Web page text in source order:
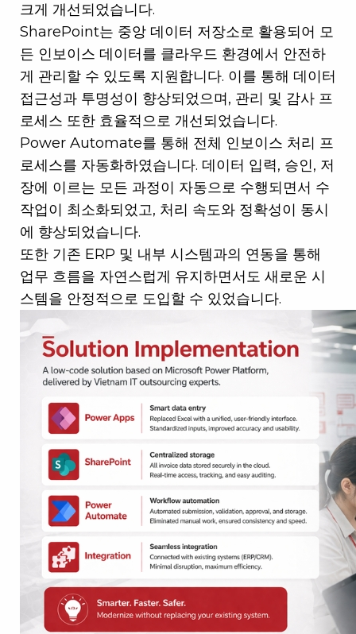
크게 개선되었습니다.
SharePoint는 중앙 데이터 저장소로 활용되어 모
든 인보이스 데이터를 클라우드 환경에서 안전하
게 관리할 수 있도록 지원합니다. 이를 통해 데이터
접근성과 투명성이 향상되었으며, 관리 및 감사 프
로세스 또한 효율적으로 개선되었습니다.
Power Automate를 통해 전체 인보이스 처리 프
로세스를 자동화하였습니다. 데이터 입력, 승인, 저
장에 이르는 모든 과정이 자동으로 수행되면서 수
작업이 최소화되었고, 처리 속도와 정확성이 동시
에 향상되었습니다.
또한 기존 ERP 및 내부 시스템과의 연동을 통해
업무 흐름을 자연스럽게 유지하면서도 새로운 시
스템을 안정적으로 도입할 수 있었습니다.